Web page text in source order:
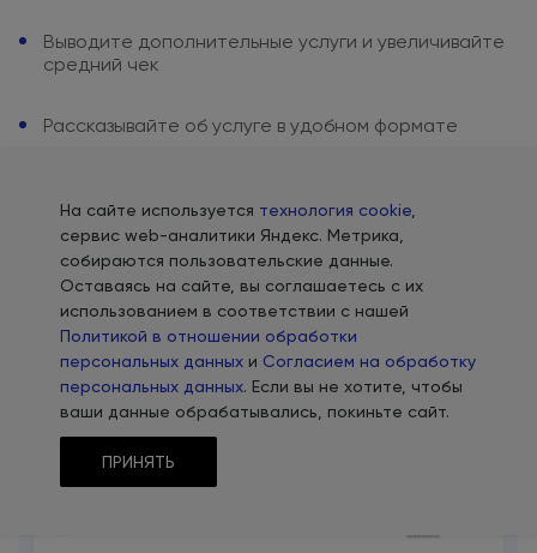
Выводите дополнительные услуги и увеличивайте
средний чек
Рассказывайте об услуге в удобном формате
Все возможности
Фулл-скрин меню
для удобной
На сайте используется технология cookie
сервис web-аналитики Яндекс. Метрика,
собираются пользовательские данные.
Оставаясь на сайте, вы соглашаетесь с их
использованием в соответствии с нашей
Политикой в отношении обработки
персональных данных и Согласием на обработку
персональных данных. Если вы не хотите, чтобы
ваши данные обрабатывались, покиньте сайт.
ПРИНЯТЬ